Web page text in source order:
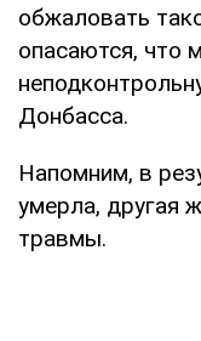
обжаловать
опасаются, что
Донбасса.
Напомним, в
умерла, другая
травмы.